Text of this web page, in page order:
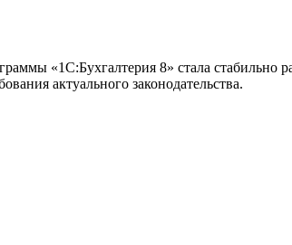
«1С:Бухгалтерия 8» стала стабильно
актуального законодательства.